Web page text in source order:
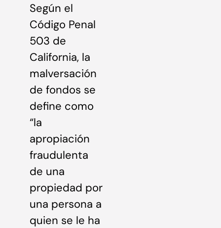
Según el
Código Penal
503 de
California, la
malversación
de fondos se
define como
“la
apropiación
fraudulenta
de una
propiedad por
una persona a
quien se le ha